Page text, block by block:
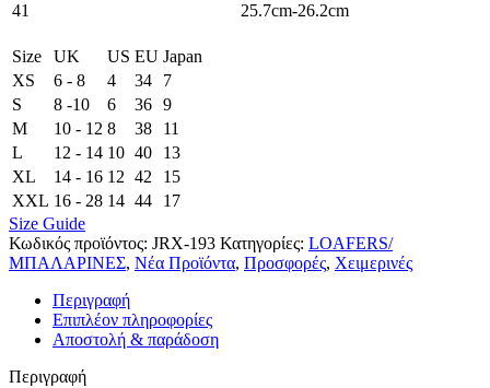
41
25.7cm-26.2cm
Size UK US EU Japan
XS
6 - 8 4 34
7
S
8 -10 6 36 9
M
10 - 12 8 38
11
L
12 - 14 10 40
13
XL
14 - 16 12 42
15
XXL 16 - 28 14 44
17
Size Guide
Κωδικός προϊόντος: JRX-193 Κατηγορίες: LOAFERS/
ΜΠΑΛΑΡΙΝΕΣ, Νέα Προϊόντα, Προσφορές, Χειμερινές
Περιγραφή
Επιπλέον πληροφορίες
Αποστολή & παράδοση
Περιγραφή